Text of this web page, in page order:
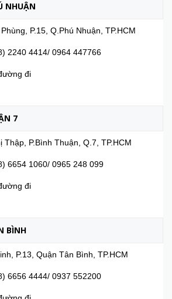
NHUẬN
P.15, Q.Phú Nhuận, TP.HCM
2240 4414/ 0964 447766
đi
7
Thập, P.Bình Thuận, Q.7, TP.HCM
6654 1060/ 0965 248 099
đi
BÌNH
P.13, Quận Tân Bình, TP.HCM
6656 4444/ 0937 552200